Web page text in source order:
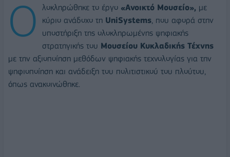
Ο λοκληρώθηκε το έργο «Ανοικτό Μουσείο», με
κύριο ανάδοχο τη UniSystems, που αφορά στην
υποστήριξη της ολοκληρωμένης ψηφιακής
στρατηγικής του Μουσείου Κυκλαδικής Τέχνης
με την αξιοποίηση μεθόδων ψηφιακής τεχνολογίας για την
ψηφιοποίηση και ανάδειξη του πολιτιστικού του πλούτου,
όπως ανακοινώθηκε.